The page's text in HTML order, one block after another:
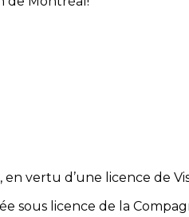
vertu d’une licence de
sous licence de la